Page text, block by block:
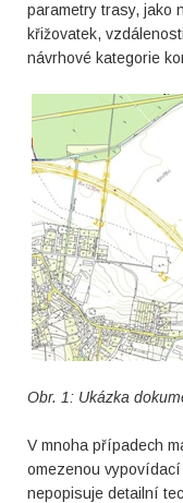
parametry trasy, jako
křižovatek,
návrhové kategorie
Obr. 1: Ukázka
V mnoha případech
omezenou
nepopisuje detailní